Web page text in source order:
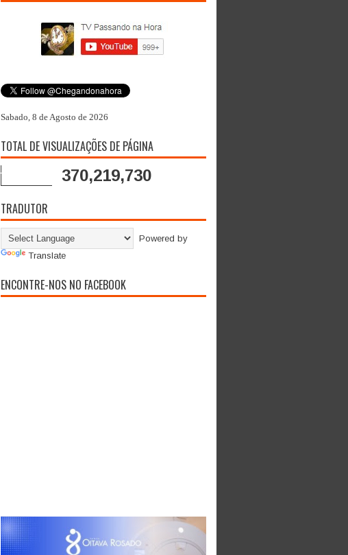
Sabado, 8 de Agosto de 2026
TOTAL DE VISUALIZAÇÕES DE PÁGINA
370,219,730
TRADUTOR
Powered by
Translate
ENCONTRE-NOS NO FACEBOOK